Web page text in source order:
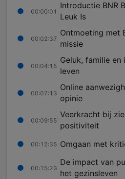
00:00:01
Introductie BNR
Leuk Is
00:02:37
Ontmoeting met
missie
00:04:15
Geluk, familie
leven
00:07:13
Online
opinie
00:09:55
Veerkracht bij
positiviteit
00:12:35 Omgaan met
00:15:23
De impact van
het gezinsleven